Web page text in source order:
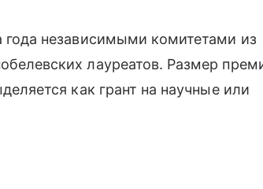
года независимыми комитетами из
лауреатов. Размер
как грант на научные или